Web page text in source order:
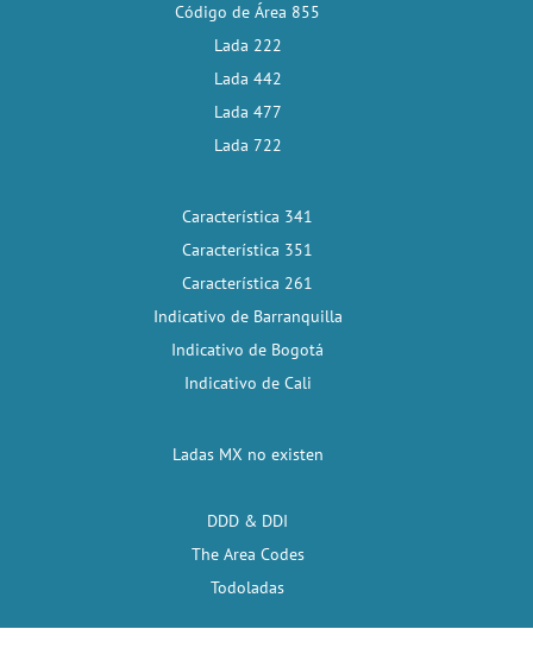
Código de Área 855
Lada 222
Lada 442
Lada 477
Lada 722
Característica 341
Característica 351
Característica 261
Indicativo de Barranquilla
Indicativo de Bogotá
Indicativo de Cali
Ladas MX no existen
DDD & DDI
The Area Codes
Todoladas